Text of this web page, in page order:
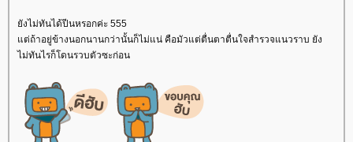
ังไม่ทันได้ปีนหรอกค่ะ 555
ต่ถ้าอยู่ข้างนอกนานกว่านั้นก็ไม่แน่ คือมัวแต่ตื่นตาตื่นใจสำรวจแนวราบ ยัง
ไม่ทันไรก็โดนรวบตัวซะก่อน